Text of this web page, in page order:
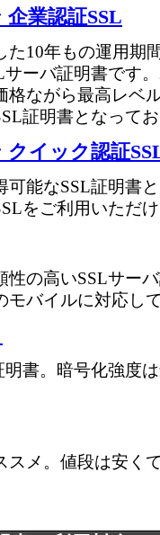
業認証SSL
た10年もの運用期
ーバ証明書です
格ながら最高レベ
証明書となって
イック認証
可能なSSL証明書
をご利用いただ
性の高いSSLサー
モバイルに対応し
書。暗号化強度
スメ。値段は安く